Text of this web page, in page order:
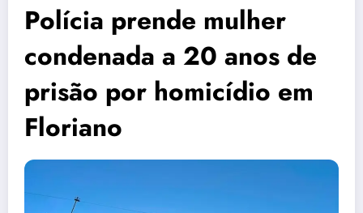
Polícia prende mulher
condenada a 20 anos de
prisão por homicídio em
Floriano